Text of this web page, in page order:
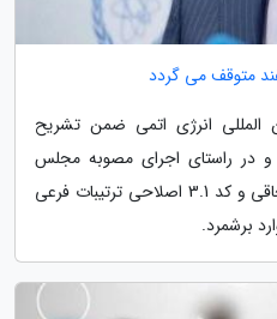
متوقف می گردد
المللی انرژی اتمی ضمن تشریح
و در راستای اجرای مصوبه مجلس
متوقف می نماید، مفاد پروتکل الحاقی و کد 3.1 اصلاحی ترتیبات فرعی
برشمرد.